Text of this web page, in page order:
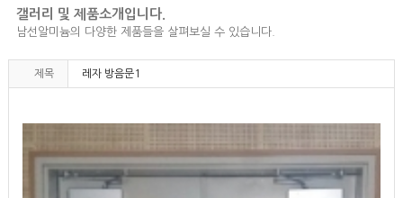
갤러리 및 제품소개입니다.
남선알미늄의 다양한 제품들을 살펴보실 수 있습니다.
제목 레자 방음문1